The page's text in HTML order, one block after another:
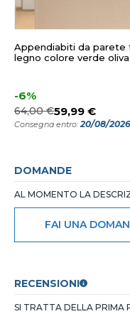
Appendiabiti da parete
legno colore verde oliva
-6%
64,00 €59,99 €
Consegna entro:20/08/2026
DOMANDE
AL MOMENTO LA
FAI UNA
RECENSIONI
SI TRATTA DELLA PRIMA